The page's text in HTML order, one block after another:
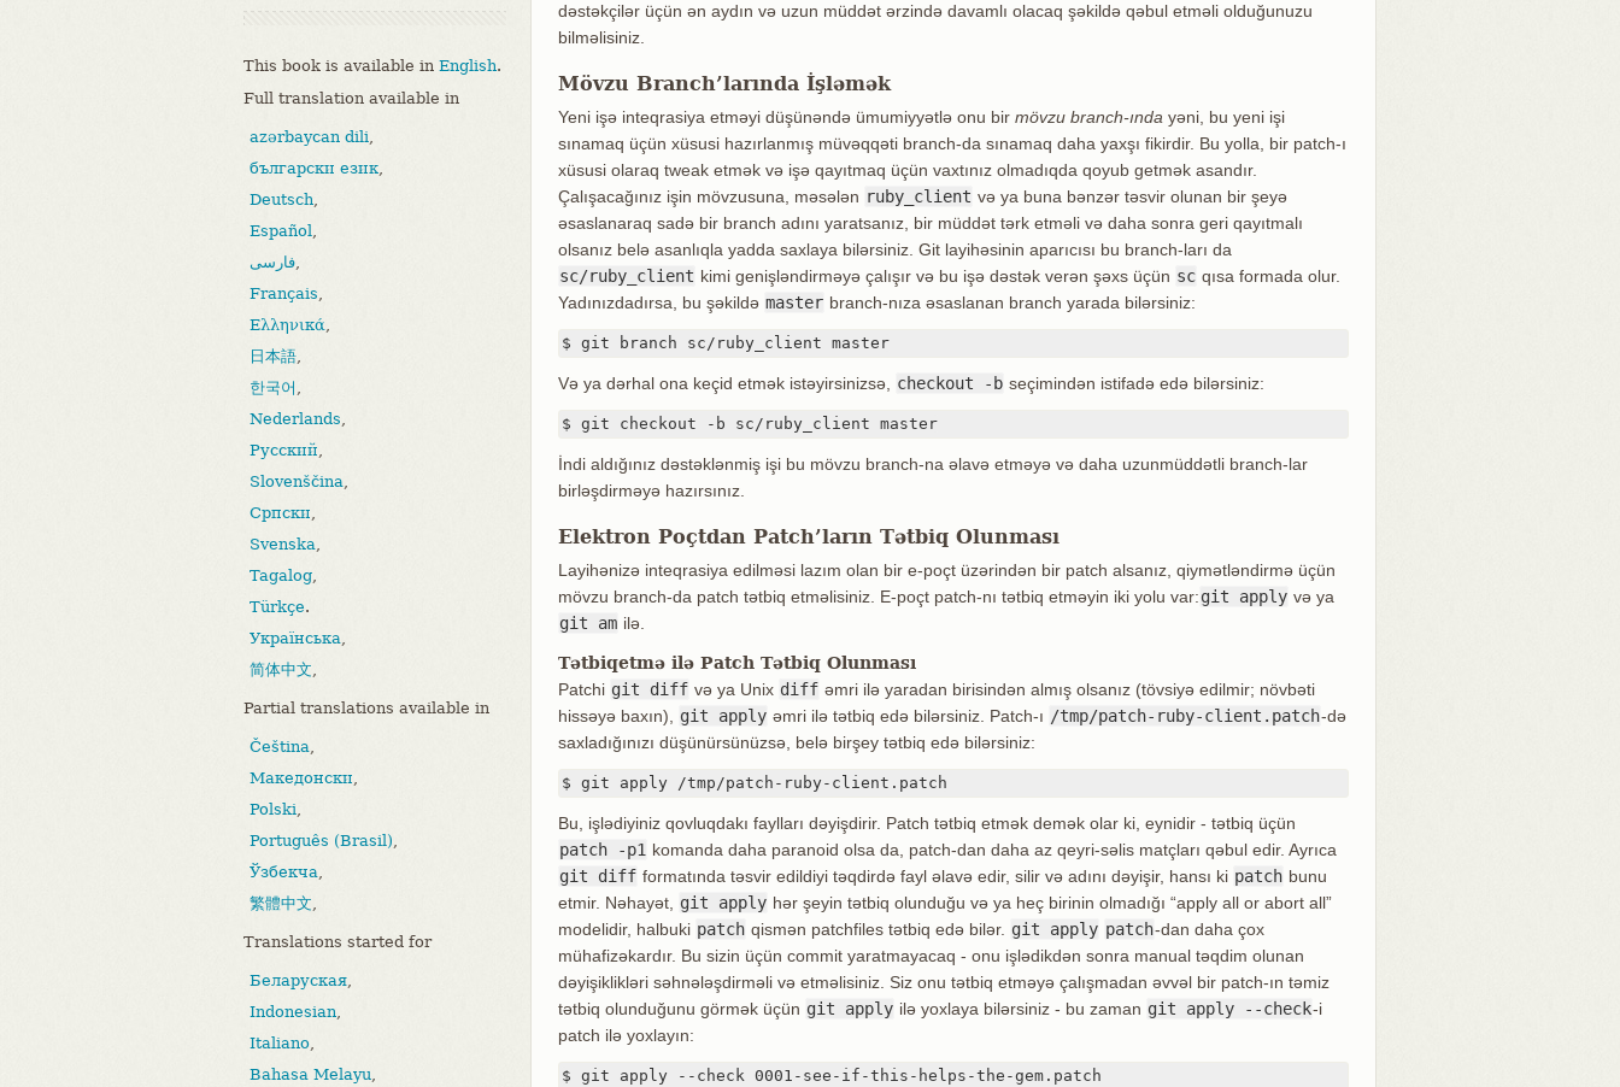
This book is available in English.
Full translation available in
azərbaycan dili,
български език,
Deutsch,
Español,
فارسی,
Français,
Ελληνικά,
日本語,
한국어 ,
Nederlands,
Русский,
Slovenščina,
Српски,
Svenska,
Tagalog,
Türkçe.
Українська,
简体中文,
Partial translations available in
Čeština,
Македонски,
Polski,
Português (Brasil),
Ўзбекча,
繁體中文,
Translations started for
Беларуская,
Indonesian,
Italiano,
Bahasa Melayu,
dəstəkçilər üçün ən aydın və uzun müddət ərzində davamlı olacaq şəkildə qəbul etməli olduğunuzu
bilməlisiniz.
Mövzu Branch’larında İşləmək
Yeni işə inteqrasiya etməyi düşünəndə ümumiyyətlə onu bir mövzu branch-ında yəni, bu yeni işi
sınamaq üçün xüsusi hazırlanmış müvəqqəti branch-da sınamaq daha yaxşı fikirdir. Bu yolla, bir patch-ı
xüsusi olaraq tweak etmək və işə qayıtmaq üçün vaxtınız olmadıqda qoyub getmək asandır.
Çalışacağınız işin mövzusuna, məsələn ruby_client və ya buna bənzər təsvir olunan bir şeyə
əsaslanaraq sadə bir branch adını yaratsanız, bir müddət tərk etməli və daha sonra geri qayıtmalı
olsanız belə asanlıqla yadda saxlaya bilərsiniz. Git layihəsinin aparıcısı bu branch-ları da
sc/ruby_client kimi genişləndirməyə çalışır və bu işə dəstək verən şəxs üçün sc qısa formada olur.
Yadınızdadırsa, bu şəkildə master branch-nıza əsaslanan branch yarada bilərsiniz:
$ git branch sc/ruby_client master
Və ya dərhal ona keçid etmək istəyirsinizsə, checkout -b seçimindən istifadə edə bilərsiniz:
$ git checkout -b sc/ruby_client master
İndi aldığınız dəstəklənmiş işi bu mövzu branch-na əlavə etməyə və daha uzunmüddətli branch-lar
birləşdirməyə hazırsınız.
Elektron Poçtdan Patch’ların Tətbiq Olunması
Layihənizə inteqrasiya edilməsi lazım olan bir e-poçt üzərindən bir patch alsanız, qiymətləndirmə üçün
mövzu branch-da patch tətbiq etməlisiniz. E-poçt patch-nı tətbiq etməyin iki yolu var:git apply və ya
git am ilə.
Tətbiqetmə ilə Patch Tətbiq Olunması
Patchi git diff və ya Unix diff əmri ilə yaradan birisindən almış olsanız (tövsiyə edilmir; növbəti
hissəyə baxın),
git apply əmri ilə tətbiq edə bilərsiniz. Patch-ı /tmp/patch-ruby-client.patch-də
saxladığınızı düşünürsünüzsə, belə birşey tətbiq edə bilərsiniz:
$ git apply /tmp/patch-ruby-client.patch
Bu, işlədiyiniz qovluqdakı faylları dəyişdirir. Patch tətbiq etmək demək olar ki, eynidir - tətbiq üçün
patch -p1 komanda daha paranoid olsa da, patch-dan daha az qeyri-səlis matçları qəbul edir. Ayrıca
git diff formatında təsvir edildiyi təqdirdə fayl əlavə edir, silir və adını dəyişir, hansı ki patch bunu
etmir. Nəhayət,
git apply hər şeyin tətbiq olunduğu və ya heç birinin olmadığı “apply all or abort all”
modelidir, halbuki patch qismən patchfiles tətbiq edə bilər. git apply patch-dan daha çox
mühafizəkardır. Bu sizin üçün commit yaratmayacaq - onu işlədikdən sonra manual təqdim olunan
dəyişiklikləri səhnələşdirməli və etməlisiniz. Siz onu tətbiq etməyə çalışmadan əvvəl bir patch-ın təmiz
tətbiq olunduğunu görmək üçün git apply ilə yoxlaya bilərsiniz - bu zaman git apply --check-i
patch ilə yoxlayın:
$ git apply --check 0001-see-if-this-helps-the-gem.patch